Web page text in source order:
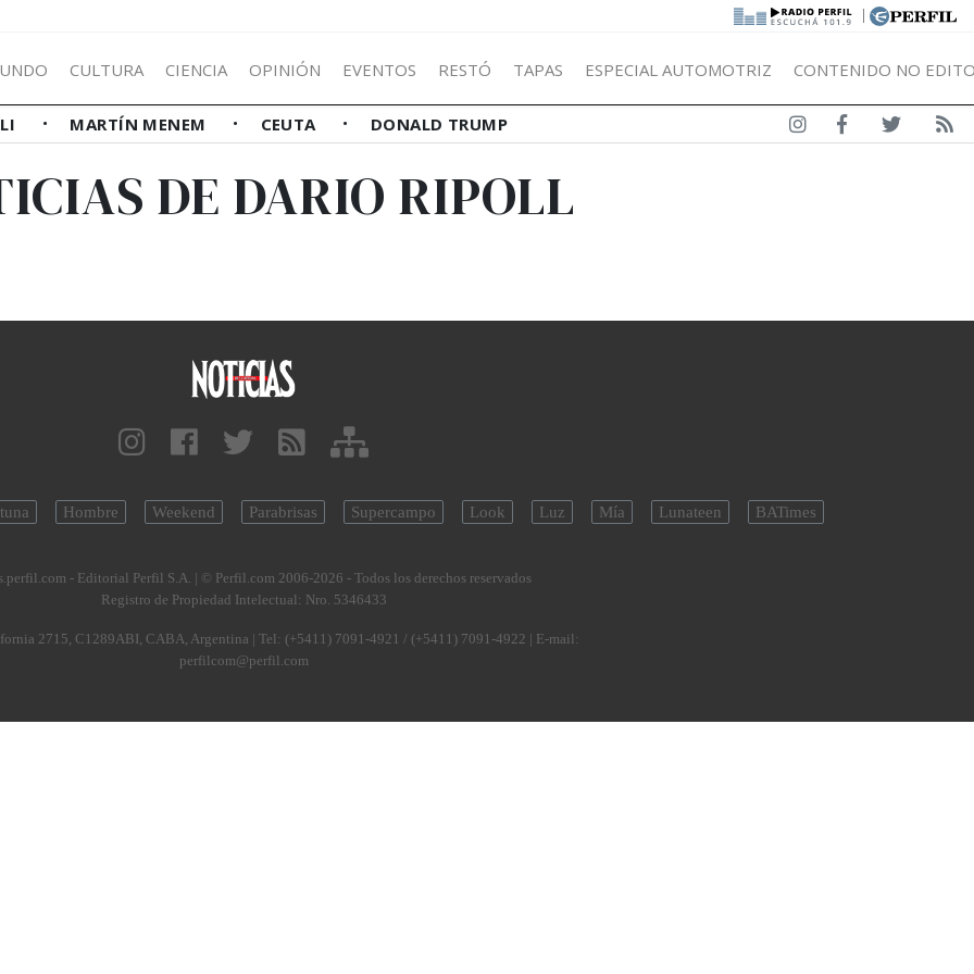
|
CULTURA CIENCIA OPINIÓN EVENTOS RESTÓ TAPAS ESPECIAL AUTOMOTRIZ CONTENIDO NO
MARTÍN MENEM CEUTA DONALD TRUMP
DE DARIO RIPOLL
Hombre Weekend Parabrisas Supercampo Look Luz Mía Lunateen BATimes
- Editorial Perfil S.A. | © Perfil.com 2006-2026 - Todos los derechos reservados
Registro de Propiedad Intelectual: Nro. 5346433
2715, C1289ABI, CABA, Argentina | Tel: (+5411) 7091-4921 / (+5411) 7091-4922 | E-mail:
perfilcom@perfil.com